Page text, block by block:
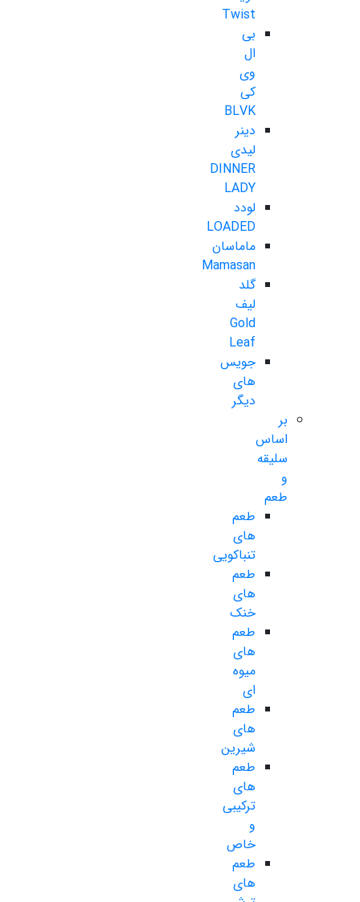
Twist
بی
ال
وی
کی
BLVK
دینر
لیدی
DINNER
LADY
لودد
LOADED
ماماسان
Mamasan
گلد
لیف
Gold
Leaf
جویس
های
دیگر
بر
اساس
سلیقه
و
طعم
طعم
های
تنباکویی
طعم
های
خنک
طعم
های
میوه
ای
طعم
های
شیرین
طعم
های
ترکیبی
و
خاص
طعم
های